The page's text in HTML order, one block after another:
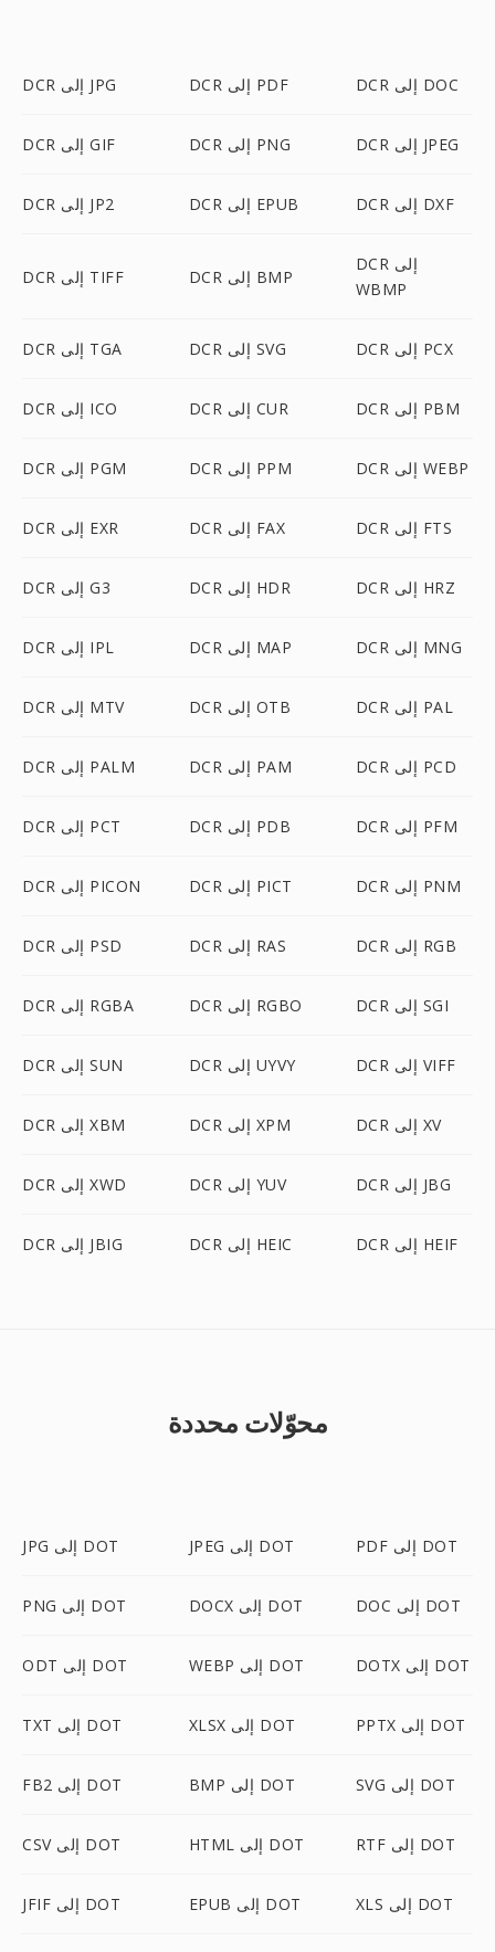
DCR إلى JPG DCR إلى PDF DCR إلى DOC
DCR إلى GIF DCR إلى PNG DCR إلى JPEG
DCR إلى JP2 DCR إلى EPUB DCR إلى DXF
DCR إلى TIFF DCR إلى BMP
DCR إلى
WBMP
DCR إلى TGA DCR إلى SVG DCR إلى PCX
DCR إلى ICO DCR إلى CUR DCR إلى PBM
DCR إلى PGM DCR إلى PPM DCR إلى WEBP
DCR إلى EXR DCR إلى FAX DCR إلى FTS
DCR إلى G3 DCR إلى HDR DCR إلى HRZ
DCR إلى IPL DCR إلى MAP DCR إلى MNG
DCR إلى MTV DCR إلى OTB DCR إلى PAL
DCR إلى PALM DCR إلى PAM DCR إلى PCD
DCR إلى PCT DCR إلى PDB DCR إلى PFM
DCR إلى PICON DCR إلى PICT DCR إلى PNM
DCR إلى PSD DCR إلى RAS DCR إلى RGB
DCR إلى RGBA DCR إلى RGBO DCR إلى SGI
DCR إلى SUN DCR إلى UYVY DCR إلى VIFF
DCR إلى XBM DCR إلى XPM DCR إلى XV
DCR إلى XWD DCR إلى YUV DCR إلى JBG
DCR إلى JBIG DCR إلى HEIC DCR إلى HEIF
محوّلات محددة
JPG إلى DOT JPEG إلى DOT PDF إلى DOT
PNG إلى DOT DOCX إلى DOT DOC إلى DOT
ODT إلى DOT WEBP إلى DOT DOTX إلى DOT
TXT إلى DOT XLSX إلى DOT PPTX إلى DOT
FB2 إلى DOT BMP إلى DOT SVG إلى DOT
CSV إلى DOT HTML إلى DOT RTF إلى DOT
JFIF إلى DOT EPUB إلى DOT XLS إلى DOT